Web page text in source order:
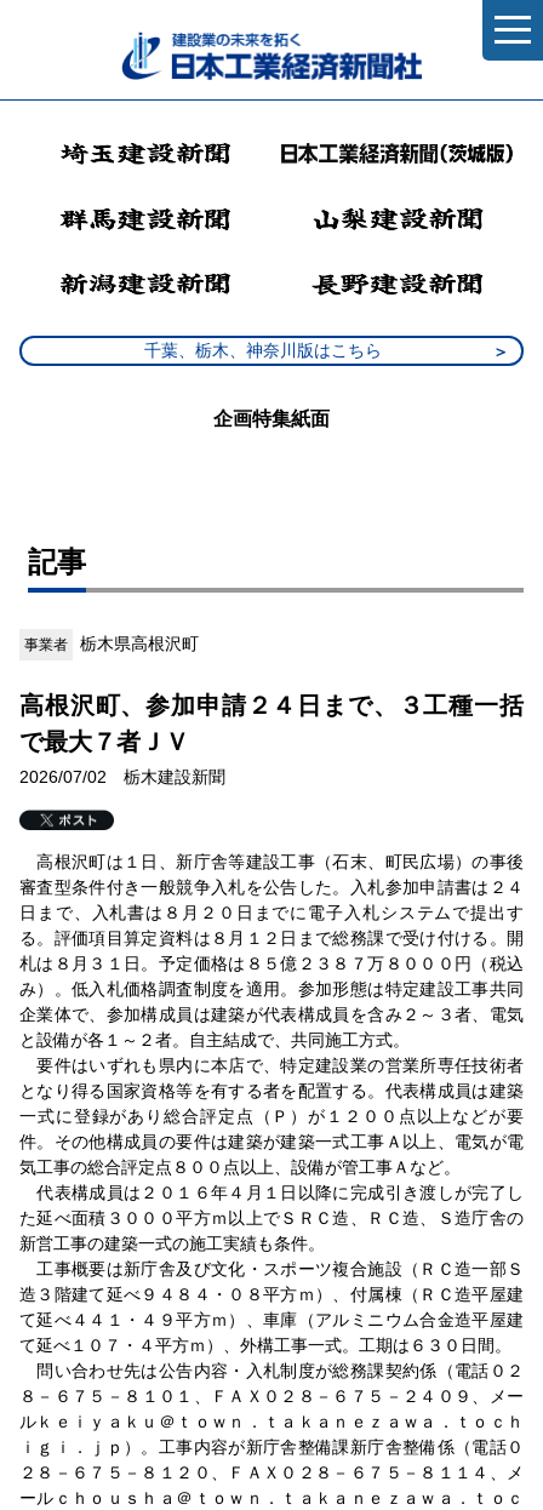
千葉、栃木、神奈川版はこちら
企画特集紙面
記事
事業者 栃木県高根沢町
高根沢町、参加申請２４日まで、３工種一括
で最大７者ＪＶ
2026/07/02 栃木建設新聞
高根沢町は１日、新庁舎等建設工事（石末、町民広場）の事後
審査型条件付き一般競争入札を公告した。入札参加申請書は２４
日まで、入札書は８月２０日までに電子入札システムで提出す
る。評価項目算定資料は８月１２日まで総務課で受け付ける。開
札は８月３１日。予定価格は８５億２３８７万８０００円（税込
み）。低入札価格調査制度を適用。参加形態は特定建設工事共同
企業体で、参加構成員は建築が代表構成員を含み２～３者、電気
と設備が各１～２者。自主結成で、共同施工方式。
要件はいずれも県内に本店で、特定建設業の営業所専任技術者
となり得る国家資格等を有する者を配置する。代表構成員は建築
一式に登録があり総合評定点（Ｐ）が１２００点以上などが要
件。その他構成員の要件は建築が建築一式工事Ａ以上、電気が電
気工事の総合評定点８００点以上、設備が管工事Ａなど。
代表構成員は２０１６年４月１日以降に完成引き渡しが完了し
た延べ面積３０００平方ｍ以上でＳＲＣ造、ＲＣ造、Ｓ造庁舎の
新営工事の建築一式の施工実績も条件。
工事概要は新庁舎及び文化・スポーツ複合施設（ＲＣ造一部Ｓ
造３階建て延べ９４８４・０８平方ｍ）、付属棟（ＲＣ造平屋建
て延べ４４１・４９平方ｍ）、車庫（アルミニウム合金造平屋建
て延べ１０７・４平方ｍ）、外構工事一式。工期は６３０日間。
問い合わせ先は公告内容・入札制度が総務課契約係（電話０２
８－６７５－８１０１、ＦＡＸ０２８－６７５－２４０９、メー
ルｋｅｉｙａｋｕ＠ｔｏｗｎ．ｔａｋａｎｅｚａｗａ．ｔｏｃｈ
ｉｇｉ．ｊｐ）。工事内容が新庁舎整備課新庁舎整備係（電話０
２８－６７５－８１２０、ＦＡＸ０２８－６７５－８１１４、メ
ールｃｈｏｕｓｈａ＠ｔｏｗｎ．ｔａｋａｎｅｚａｗａ．ｔｏｃ